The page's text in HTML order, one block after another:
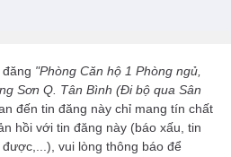
"Phòng Căn hộ 1 Phòng ngủ,
Sơn Q. Tân Bình (Đi bộ qua Sân
đến tin đăng này chỉ mang tín chất
hồi với tin đăng này (báo xấu, tin
vui lòng thông báo để